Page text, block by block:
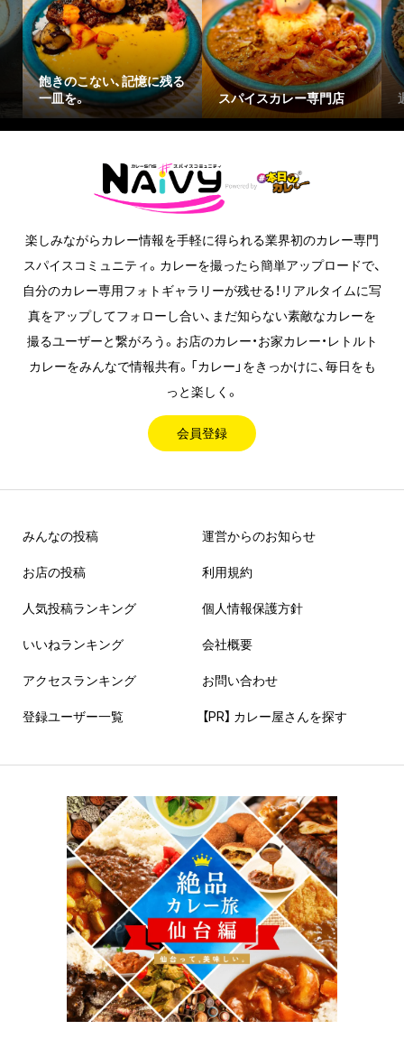
飽きのこない、記憶に残る
一皿を。
スパイスカレー専門店
楽しみながらカレー情報を手軽に得られる業界初のカレー専門
スパイスコミュニティ。カレーを撮ったら簡単アップロードで、
自分のカレー専用フォトギャラリーが残せる！リアルタイムに写
真をアップしてフォローし合い、まだ知らない素敵なカレーを
撮るユーザーと繋がろう。お店のカレー・お家カレー・レトルト
カレーをみんなで情報共有。「カレー」をきっかけに、毎日をも
っと楽しく。
会員登録
みんなの投稿
お店の投稿
人気投稿ランキング
いいねランキング
アクセスランキング
登録ユーザー一覧
運営からのお知らせ
利用規約
個人情報保護方針
会社概要
お問い合わせ
【PR】 カレー屋さんを探す